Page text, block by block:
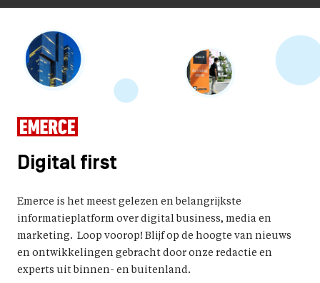
Digital first
Emerce is het meest gelezen en belangrijkste
informatieplatform over digital business, media en
marketing. Loop voorop! Blijf op de hoogte van nieuws
en ontwikkelingen gebracht door onze redactie en
experts uit binnen- en buitenland.